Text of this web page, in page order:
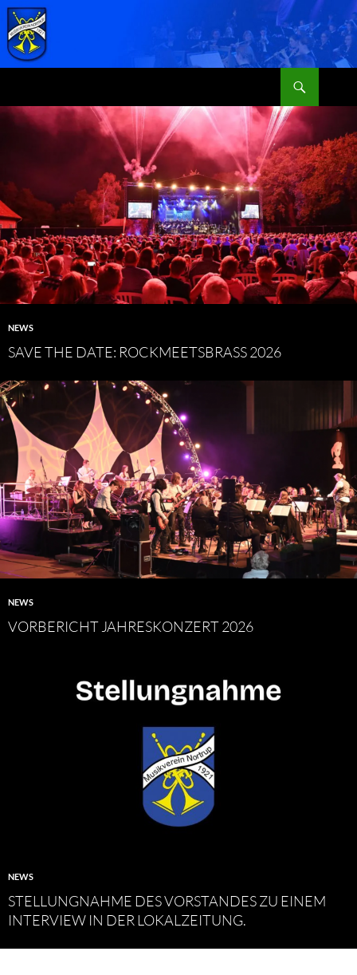
Zum
Inhalt
springen
NEWS
SAVE THE DATE: ROCKMEETSBRASS 2026
NEWS
VORBERICHT JAHRESKONZERT 2026
NEWS
STELLUNGNAHME DES VORSTANDES ZU EINEM
INTERVIEW IN DER LOKALZEITUNG.